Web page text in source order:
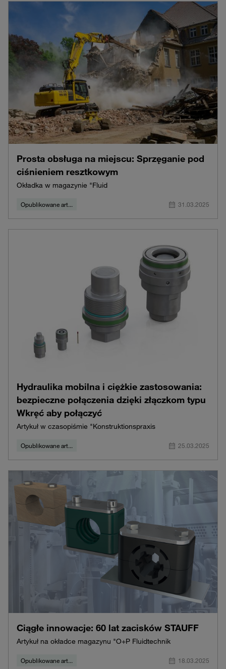
Prosta obsługa na miejscu: Sprzęganie pod
ciśnieniem resztkowym
Okładka w magazynie "Fluid
Opublikowane art... 31.03.2025
Hydraulika mobilna i ciężkie zastosowania:
bezpieczne połączenia dzięki złączkom typu
Wkręć aby połączyć
Artykuł w czasopiśmie "Konstruktionspraxis
Opublikowane art... 25.03.2025
Ciągłe innowacje: 60 lat zacisków STAUFF
Artykuł na okładce magazynu "O+P Fluidtechnik
Opublikowane art... 18.03.2025